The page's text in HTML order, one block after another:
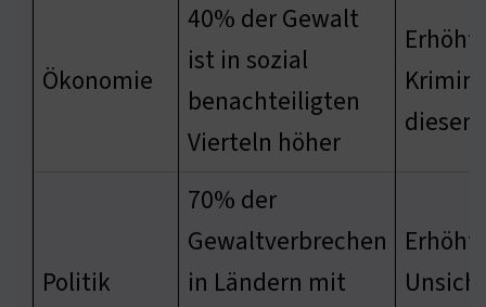
Ökonomie
40% der Gewalt
ist in sozial
benachteiligten
Vierteln höher
diesen
Politik
70% der
Gewaltverbrechen
in Ländern mit